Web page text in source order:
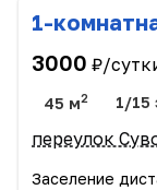
1-
3000 ₽/
45 м2 1/15
переулок
Заселение